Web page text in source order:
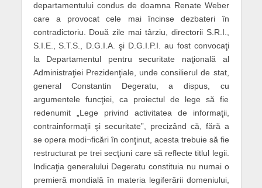
departamentului condus de doamna Renate Weber
care a provocat cele mai încinse dezbateri în
contradictoriu. Două zile mai târziu, directorii S.R.I.,
S.I.E., S.T.S., D.G.I.A. şi D.G.I.P.I. au fost convocaţi
la Departamentul pentru securitate naţională al
Administraţiei Prezidenţiale, unde consilierul de stat,
general Constantin Degeratu, a dispus, cu
argumentele funcţiei, ca proiectul de lege să fie
redenumit „Lege privind activitatea de informaţii,
contrainformaţii şi securitate”, precizând că, fără a
se opera modi¬ficări în conţinut, acesta trebuie să fie
restructurat pe trei secţiuni care să reflecte titlul legii.
Indicaţia generalului Degeratu constituia nu numai o
premieră mondială în materia legiferării domeniului,